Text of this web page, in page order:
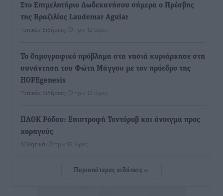
Στο Επιμελητήριο Δωδεκανήσου σήμερα ο Πρέσβης
της Βραζιλίας Laudemar Aguiar
Τοπικές Ειδήσεις πριν 12 ώρες
To δημογραφικό πρόβλημα στα νησιά κυριάρχησε στη
συνάντηση του Φώτη Μάγγου με τον πρόεδρο της
HOPEgenesis
Τοπικές Ειδήσεις πριν 12 ώρες
ΠΑΟΚ Ρόδου: Επιστροφή Τοντόροβ και άνοιγμα προς
χορηγούς
Αθλητικά πριν 12 ώρες
Rhodes Beyond Summer – Εκεί που το καλοκαίρι
Περισσότερες ειδήσεις